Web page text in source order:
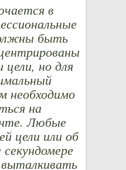
в
быть
но для
необходимо
на
Любые
цели или об